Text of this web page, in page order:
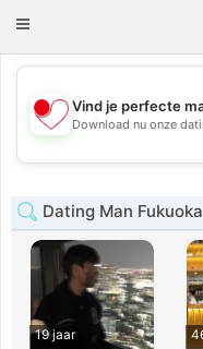
Toggle
💖
Vind je perfecte
Download nu onze
Dating Man Fukuoka
19 jaar